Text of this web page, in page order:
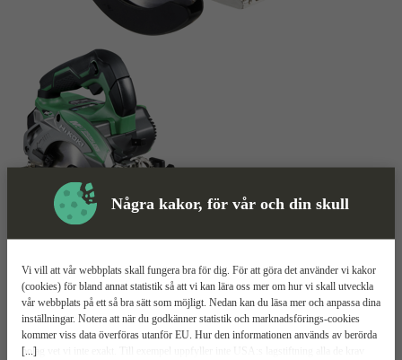
Några kakor, för vår och din skull
[...]
Vi vill att vår webbplats skall fungera bra för dig. För att göra det använder vi kakor
(cookies) för bland annat statistik så att vi kan lära oss mer om hur vi skall utveckla
vår webbplats på ett så bra sätt som möjligt. Nedan kan du läsa mer och anpassa dina
inställningar. Notera att när du godkänner statistik och marknadsförings-cookies
kommer viss data överföras utanför EU. Hur den informationen används av berörda
bolag vet vi inte exakt. Till exempel uppfyller inte USA:s lagstiftning alla de krav
Cirkelsåg Mer information
HiKOKI C3605DA
Lika stark som en nätdriven såg